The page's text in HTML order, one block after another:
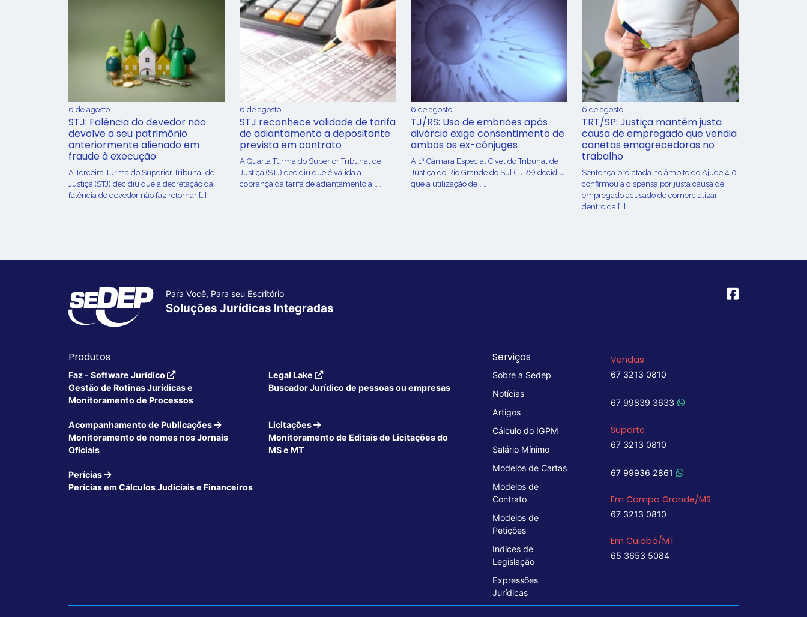
6 de agosto
STJ: Falência do devedor não
devolve a seu patrimônio
anteriormente alienado em
fraude à execução
A Terceira Turma do Superior Tribunal de
Justiça (STJ) decidiu que a decretação da
falência do devedor não faz retornar […]
6 de agosto
STJ reconhece validade de tarifa
de adiantamento a depositante
prevista em contrato
A Quarta Turma do Superior Tribunal de
Justiça (STJ) decidiu que é válida a
cobrança da tarifa de adiantamento a […]
6 de agosto
TJ/RS: Uso de embriões após
divórcio exige consentimento de
ambos os ex-cônjuges
A 1ª Câmara Especial Cível do Tribunal de
Justiça do Rio Grande do Sul (TJRS) decidiu
que a utilização de […]
6 de agosto
TRT/SP: Justiça mantém justa
causa de empregado que vendia
canetas emagrecedoras no
trabalho
Sentença prolatada no âmbito do Ajude 4.0
confirmou a dispensa por justa causa de
empregado acusado de comercializar,
dentro da […]
Para Você, Para seu Escritório
Soluções Jurídicas Integradas
Produtos
Faz - Software Jurídico
Gestão de Rotinas Jurídicas e
Monitoramento de Processos
Legal Lake
Buscador Jurídico de pessoas ou empresas
Acompanhamento de Publicações
Monitoramento de nomes nos Jornais
Oficiais
Licitações
Monitoramento de Editais de Licitações do
MS e MT
Perícias
Perícias em Cálculos Judiciais e Financeiros
Serviços
Sobre a Sedep
Notícias
Artigos
Cálculo do IGPM
Salário Mínimo
Modelos de Cartas
Modelos de
Contrato
Modelos de
Petições
Indices de
Legislação
Expressões
Jurídicas
Vendas
67 3213 0810
67 99839 3633
Suporte
67 3213 0810
67 99936 2861
Em Campo Grande/MS
67 3213 0810
Em Cuiabá/MT
65 3653 5084